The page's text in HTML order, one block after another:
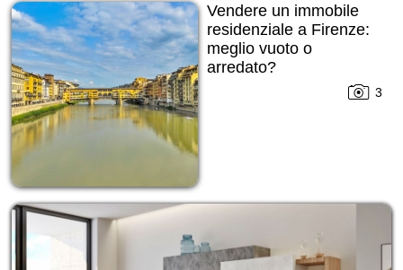
Vendere un immobile
residenziale a Firenze:
meglio vuoto o
arredato?
3